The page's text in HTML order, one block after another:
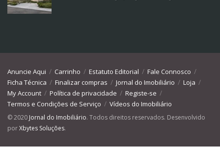
Anuncie Aqui Carrinho Estatuto Editorial
Fale Connosco
Ficha Técnica
Finalizar compras Jornal do Imobiliário
Loja
My Account
Política de privacidade
Registe-se
Termos e Condições de Serviço
Vídeos do Imobiliário
© 2020 Jornal do Imobiliário. Todos direitos reservados. Desenvolvido
porXbytes Soluções.